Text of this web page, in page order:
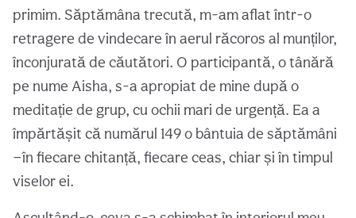
primim. Săptămâna trecută, m-am aflat într-o
retragere de vindecare în aerul răcoros al munților,
înconjurată de căutători. O participantă, o tânără
pe nume Aisha, s-a apropiat de mine după o
meditație de grup, cu ochii mari de urgență. Ea a
împărtășit că numărul 149 o bântuia de săptămâni
—în fiecare chitanță, fiecare ceas, chiar și în timpul
viselor ei.